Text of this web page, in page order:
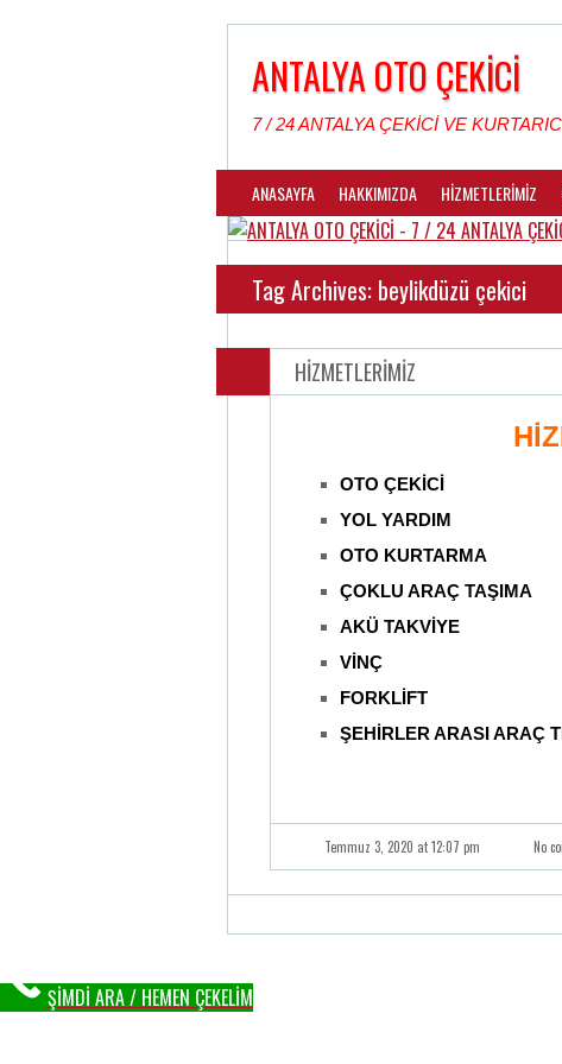
ANTALYA OTO ÇEKİCİ
7 / 24 ANTALYA ÇEKİCİ VE
ANASAYFA HAKKIMIZDA HİZMETLERİMİZ
Tag Archives: beylikdüzü çekici
HİZMETLERİMİZ
OTO ÇEKİCİ
YOL YARDIM
OTO KURTARMA
ÇOKLU ARAÇ TAŞIMA
AKÜ TAKVİYE
VİNÇ
FORKLİFT
ŞEHİRLER ARASI ARAÇ
Temmuz 3, 2020 at 12:07 pm No
ŞİMDİ ARA / HEMEN ÇEKELİM